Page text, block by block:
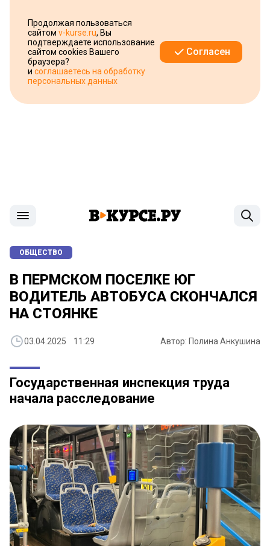
Продолжая пользоваться
сайтом v-kurse.ru, Вы
подтверждаете использование
сайтом cookies Вашего
браузера?
и соглашаетесь на обработку
персональных данных
Согласен
ОБЩЕСТВО
В ПЕРМСКОМ ПОСЕЛКЕ ЮГ
ВОДИТЕЛЬ АВТОБУСА СКОНЧАЛСЯ
НА СТОЯНКЕ
03.04.2025 11:29 Автор: Полина Анкушина
Государственная инспекция труда
начала расследование